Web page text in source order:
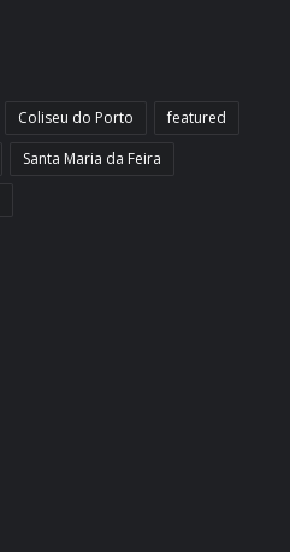
Coliseu do Porto
featured
Santa Maria da Feira